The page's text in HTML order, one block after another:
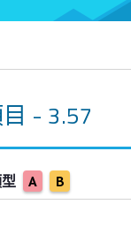
- 3.57
A B